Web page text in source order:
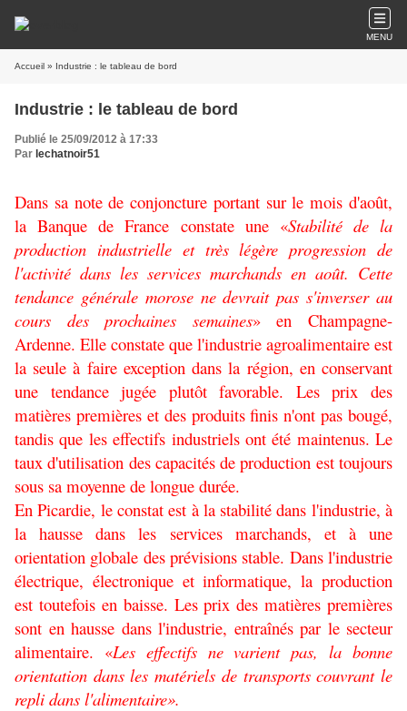
MENU
Accueil » Industrie : le tableau de bord
Industrie : le tableau de bord
Publié le 25/09/2012 à 17:33
Par lechatnoir51
Dans sa note de conjoncture portant sur le mois d'août,
la Banque de France constate une «Stabilité de la
production industrielle et très légère progression de
l'activité dans les services marchands en août. Cette
tendance générale morose ne devrait pas s'inverser au
cours des prochaines semaines» en Champagne-
Ardenne. Elle constate que l'industrie agroalimentaire est
la seule à faire exception dans la région, en conservant
une tendance jugée plutôt favorable. Les prix des
matières premières et des produits finis n'ont pas bougé,
tandis que les effectifs industriels ont été maintenus. Le
taux d'utilisation des capacités de production est toujours
sous sa moyenne de longue durée.
En Picardie, le constat est à la stabilité dans l'industrie, à
la hausse dans les services marchands, et à une
orientation globale des prévisions stable. Dans l'industrie
électrique, électronique et informatique, la production
est toutefois en baisse. Les prix des matières premières
sont en hausse dans l'industrie, entraînés par le secteur
alimentaire. «Les effectifs ne varient pas, la bonne
orientation dans les matériels de transports couvrant le
repli dans l'alimentaire».